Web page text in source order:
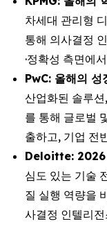
차세대 관리형
통해 의사결정
·정확성 측면에
PwC: 올해의 성
산업화된 솔루
를 통해 글로벌
출하고, 기업 전
Deloitte: 2026
심도 있는 기술
질 실행 역량을
사결정 인텔리